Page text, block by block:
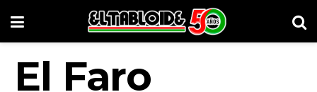
El Faro